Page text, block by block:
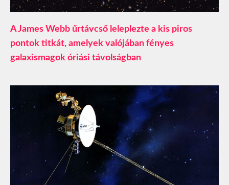
A James Webb űrtávcső leleplezte a kis piros
pontok titkát, amelyek valójában fényes
galaxismagok óriási távolságban